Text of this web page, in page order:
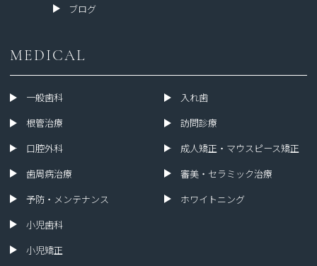
ブログ
MEDICAL
一般歯科
根管治療
口腔外科
歯周病治療
予防・メンテナンス
小児歯科
小児矯正
入れ歯
訪問診療
成人矯正・マウスピース矯正
審美・セラミック治療
ホワイトニング